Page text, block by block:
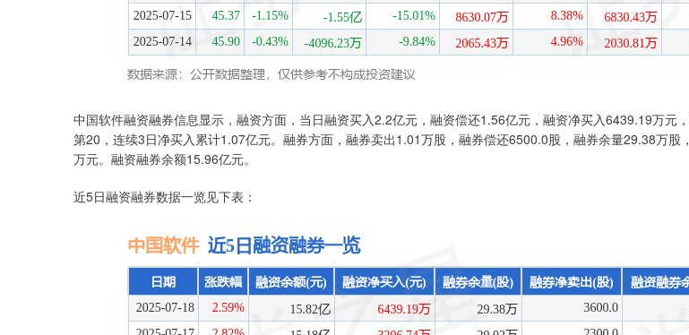
中国软件融资融券信息显示，融资方面，当日融资买入2.2亿元，融资偿还1.56亿元，融资净买入6439.19万元
第20，连续3日净买入累计1.07亿元。融券方面，融券卖出1.01万股，融券偿还6500.0股，融券余量29.38万股
万元。融资融券余额15.96亿元。
近5日融资融券数据一览见下表：